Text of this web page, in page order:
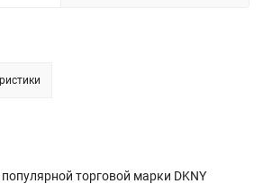
торговой марки DKNY